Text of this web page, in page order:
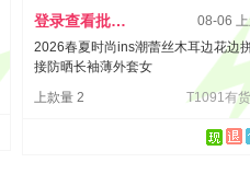
登录查看批发价
08-06
2026春夏时尚ins潮蕾丝木耳边花边
接防晒长袖薄外套女
上款量 2
T1091有